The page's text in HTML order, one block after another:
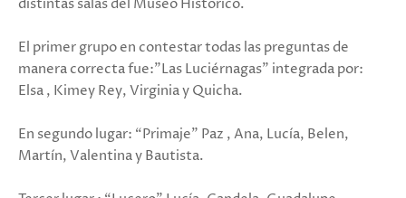
distintas salas del Museo Histórico.
El primer grupo en contestar todas las preguntas de
manera correcta fue:”Las Luciérnagas” integrada por:
Elsa , Kimey Rey, Virginia y Quicha.
En segundo lugar: “Primaje” Paz , Ana, Lucía, Belen,
Martín, Valentina y Bautista.